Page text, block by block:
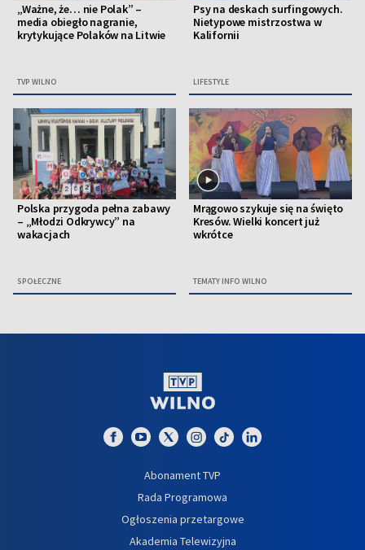
„Ważne, że… nie Polak” –
media obiegło nagranie,
krytykujące Polaków na Litwie
TVP WILNO
Psy na deskach surfingowych.
Nietypowe mistrzostwa w
Kalifornii
LIFESTYLE
Polska przygoda pełna zabawy
– „Młodzi Odkrywcy” na
wakacjach
SPOŁECZNE
Mrągowo szykuje się na święto
Kresów. Wielki koncert już
wkrótce
TEMATY INFO WILNO
Abonament TVP
Rada Programowa
Ogłoszenia przetargowe
Akademia Telewizyjna